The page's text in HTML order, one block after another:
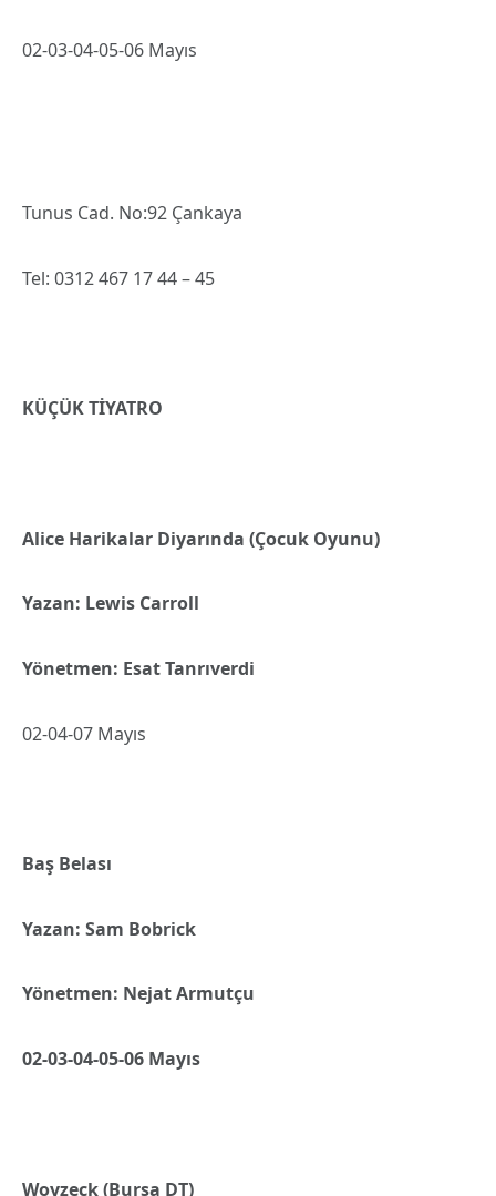
02-03-04-05-06 Mayıs
Tunus Cad. No:92 Çankaya
Tel: 0312 467 17 44 – 45
KÜÇÜK TİYATRO
Alice Harikalar Diyarında (Çocuk Oyunu)
Yazan: Lewis Carroll
Yönetmen: Esat Tanrıverdi
02-04-07 Mayıs
Baş Belası
Yazan: Sam Bobrick
Yönetmen: Nejat Armutçu
02-03-04-05-06 Mayıs
Woyzeck (Bursa DT)